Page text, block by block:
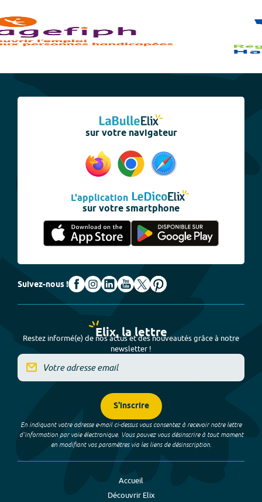
sur votre navigateur
L'application
sur votre smartphone
Suivez-nous !
Elix, la lettre
Restez informé(e) de nos actus et des nouveautés grâce à notre
newsletter !
S'inscrire
En indiquant votre adresse e-mail ci-dessus vous consentez à recevoir notre lettre
d’information par voie électronique. Vous pouvez vous désinscrire à tout moment
en modifiant vos paramètres via les liens de désinscription.
Accueil
Découvrir Elix